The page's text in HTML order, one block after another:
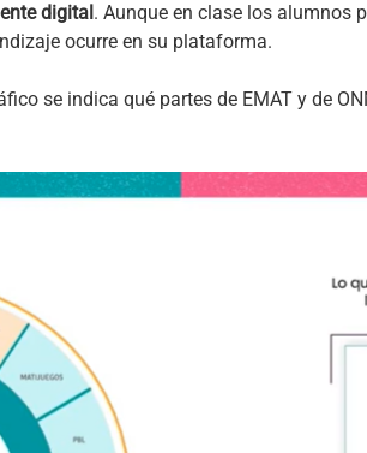
digital. Aunque en clase los alumnos
ocurre en su plataforma.
se indica qué partes de EMAT y de